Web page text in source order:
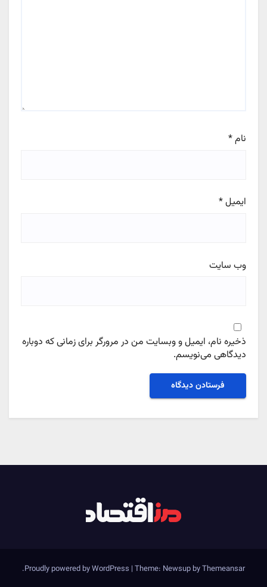
نام*
ایمیل*
وب‌ سایت
ذخیره نام، ایمیل و وبسایت من در مرورگر برای زمانی که دوباره
دیدگاهی می‌نویسم.
Proudly powered by WordPress | Theme: Newsup byThemeansar
.